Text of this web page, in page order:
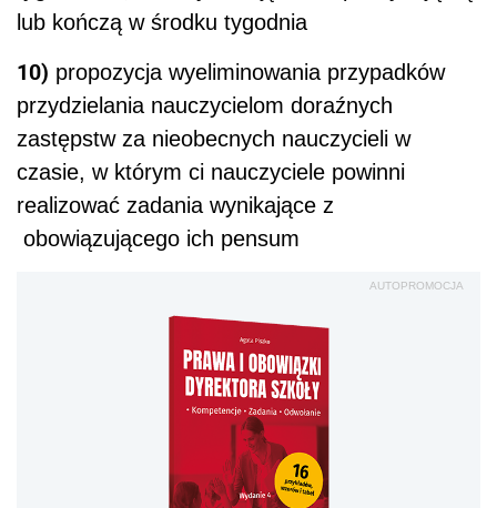
lub kończą w środku tygodnia
10) propozycja wyeliminowania przypadków
przydzielania nauczycielom doraźnych
zastępstw za nieobecnych nauczycieli w
czasie, w którym ci nauczyciele powinni
realizować zadania wynikające z
obowiązującego ich pensum
AUTOPROMOCJA